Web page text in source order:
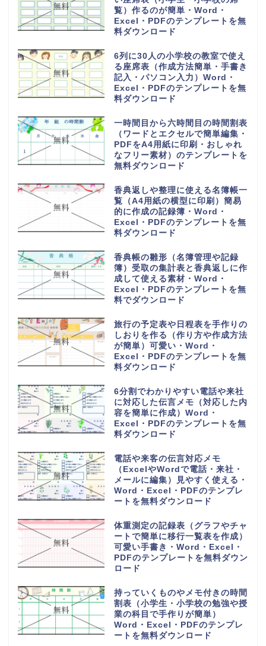
覧）作るのが簡単・Word・
Excel・PDFのテンプレートを無
料ダウンロード
6列に30人の小学校の教室で使え
る座席表（作成方法簡単・手書き
記入・パソコン入力）Word・
Excel・PDFのテンプレートを無
料ダウンロード
一時間目から六時間目の時間割表
（ワードとエクセルで簡単編集・
PDFをA4用紙に印刷・おしゃれ
なフリー素材）のテンプレートを
無料ダウンロード
香典返しや整理に使える名簿帳一
覧（A4用紙の横型に印刷）簡易
的に作成の記録簿・Word・
Excel・PDFのテンプレートを無
料ダウンロード
香典帳の雛形（名簿管理や記録
簿）受取の集計表と香典返しに作
成して使える素材・Word・
Excel・PDFのテンプレートを無
料でダウンロード
旅行の予定表や日程表を手作りの
しおりを作る（作り方や作成方法
が簡単）可愛い・Word・
Excel・PDFのテンプレートを無
料ダウンロード
6分割でわかりやすい電話や来社
に対応した伝言メモ（対応した内
容を簡単に作成）Word・
Excel・PDFのテンプレートを無
料ダウンロード
電話や来客の伝言対応メモ
（ExcelやWordで電話・来社・
メールに編集）見やすく使える・
Word・Excel・PDFのテンプレ
ートを無料ダウンロード
体重測定の記録表（グラフやチャ
ートで簡単に移行一覧表を作成）
可愛い手書き・Word・Excel・
PDFのテンプレートを無料ダウン
ロード
持っていくものやメモ付きの時間
割表（小学生・小学校の勉強や授
業の科目で手作りが簡単）
Word・Excel・PDFのテンプレ
ートを無料ダウンロード